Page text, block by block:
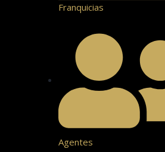
Franquicias
Agentes